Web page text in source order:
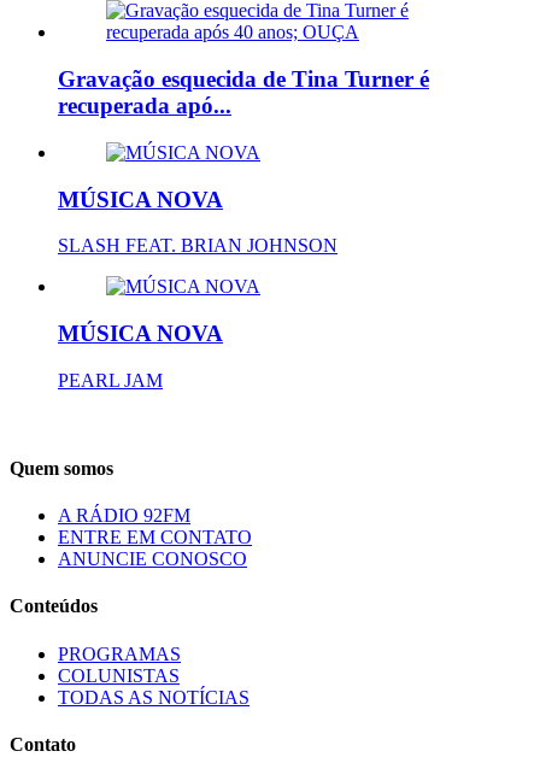
Gravação esquecida de Tina Turner é
recuperada apó...
MÚSICA NOVA
SLASH FEAT. BRIAN JOHNSON
MÚSICA NOVA
PEARL JAM
Quem somos
A RÁDIO 92FM
ENTRE EM CONTATO
ANUNCIE CONOSCO
Conteúdos
PROGRAMAS
COLUNISTAS
TODAS AS NOTÍCIAS
Contato